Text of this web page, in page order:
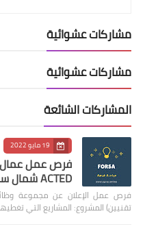
مشاركات عشوائية
مشاركات عشوائية
المشاركات الشائعة
19 مايو 2022
فرص عمل عمال
ACTED شمال سوريا
فرص عمل الإعلان عن مجموعة
تقنيين) المشروع: المشاريع التي